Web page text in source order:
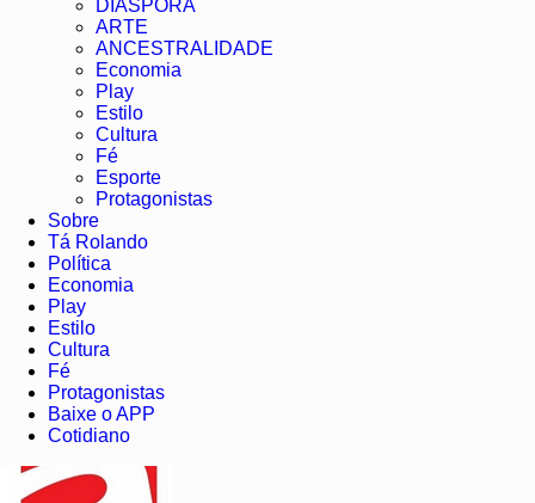
DIÁSPORA
ARTE
ANCESTRALIDADE
Economia
Play
Estilo
Cultura
Fé
Esporte
Protagonistas
Sobre
Tá Rolando
Política
Economia
Play
Estilo
Cultura
Fé
Protagonistas
Baixe o APP
Cotidiano